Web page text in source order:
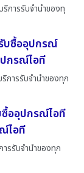
การรับจำนำของทุ
บซื้ออุปกรณ์
กรณ์ไอที
การรับจำนำของทุก
ออุปกรณ์ไอที
ไอที
รรับจำนำของทุก